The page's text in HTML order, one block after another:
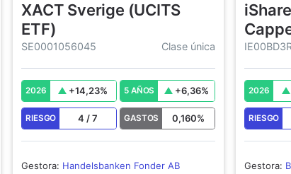
XACT Sverige (UCITS
ETF)
SE0001056045 Clase única
2026 +14,23% 5 AÑOS +6,36%
RIESGO 4 /7 GASTOS 0,160%
Gestora: Handelsbanken Fonder AB
2026
RIESGO
Gestora: